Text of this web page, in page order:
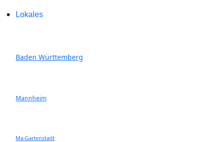
Lokales
Baden Württemberg
Mannheim
Ma-Gartenstadt